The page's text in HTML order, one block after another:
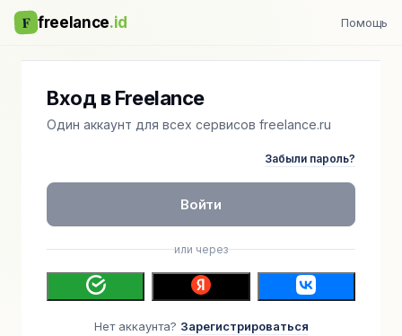
F freelance.id Помощь
Вход в Freelance
Один аккаунт для всех сервисов freelance.ru
Забыли пароль?
Войти
или через
Нет аккаунта? Зарегистрироваться